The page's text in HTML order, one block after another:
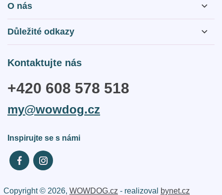
O nás
O nás
Otázky a odpovědi
Kontakty
Důležité odkazy
Reklamační řád
Doprava a platba
Kontaktujte nás
+420 608 578 518
my@wowdog.cz
Inspirujte se s námi
Copyright © 2026, WOWDOG.cz - realizoval bynet.cz